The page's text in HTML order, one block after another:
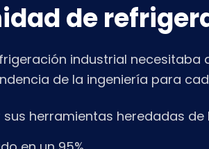
de
industrial necesitaba
de la ingeniería para
herramientas heredadas de